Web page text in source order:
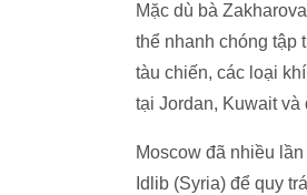
Mặc dù bà
thể nhanh chóng tập
tàu chiến, các loại
tại Jordan, Kuwait và
Moscow đã nhiều
Idlib (Syria) để quy